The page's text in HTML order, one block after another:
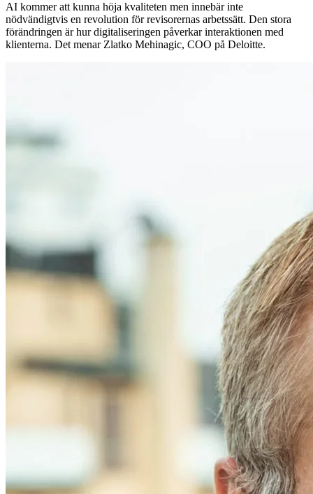
AI kommer att kunna höja kvaliteten men innebär inte
nödvändigtvis en revolution för revisorernas arbetssätt. Den stora
förändringen är hur digitaliseringen påverkar interaktionen med
klienterna. Det menar Zlatko Mehinagic, COO på Deloitte.